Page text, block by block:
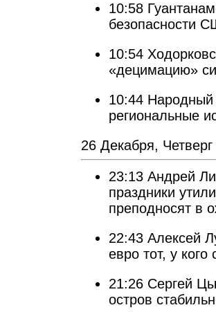
10:58
безопасности
10:54
«децимацию»
10:44 Народный
региональные
26 Декабря, Четверг
23:13 Андрей
праздники
преподносят в
22:43 Алексей
евро тот, у
21:26 Сергей
остров